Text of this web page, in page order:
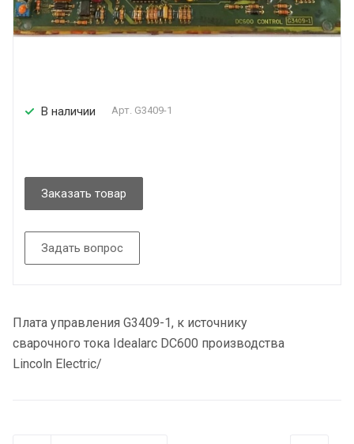
В наличии Арт. G3409-1
Заказать товар
Задать вопрос
Плата управления G3409-1, к источнику
сварочного тока Idealarc DC600 производства
Lincoln Electric/